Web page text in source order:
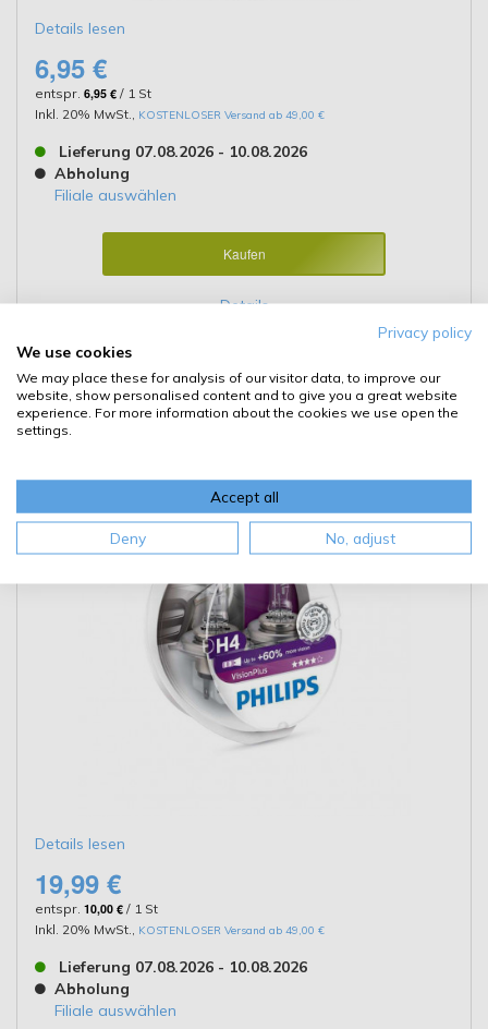
Details lesen
6,95 €
entspr. 6,95 € / 1 St
Inkl. 20% MwSt.
KOSTENLOSER Versand ab 49,00 €
Lieferung 07.08.2026 - 10.08.2026
Abholung
Filiale auswählen
Kaufen
Details
Philips VisionPlus H4 P43t-38 12V
60W/55W 3200K Doppelpack
Details lesen
19,99 €
entspr. 10,00 € / 1 St
Inkl. 20% MwSt.
KOSTENLOSER Versand ab 49,00 €
Lieferung 07.08.2026 - 10.08.2026
Abholung
Filiale auswählen
Privacy policy
We use cookies
We may place these for analysis of our visitor data, to improve our
website, show personalised content and to give you a great website
experience. For more information about the cookies we use open the
settings.
Accept all
Deny No, adjust